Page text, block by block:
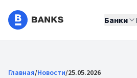
Банки
Главная/Новости/25.05.2026